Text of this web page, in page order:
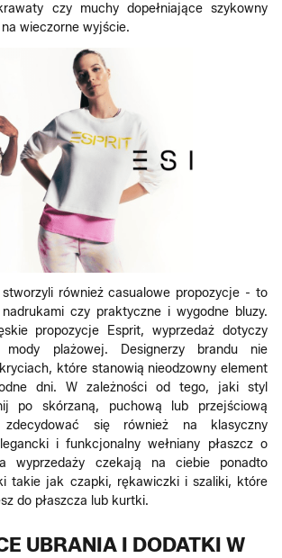
czy muchy dopełniające szykowny
wieczorne wyjście.
również casualowe propozycje - to
czy praktyczne i wygodne bluzy.
propozycje Esprit, wyprzedaż dotyczy
plażowej. Designerzy brandu nie
które stanowią nieodzowny element
dni. W zależności od tego, jaki styl
po skórzaną, puchową lub przejściową
się również na klasyczny
i funkcjonalny wełniany płaszcz o
wyprzedaży czekają na ciebie ponadto
takie jak czapki, rękawiczki i szaliki, które
do płaszcza lub kurtki.
UBRANIA I DODATKI W